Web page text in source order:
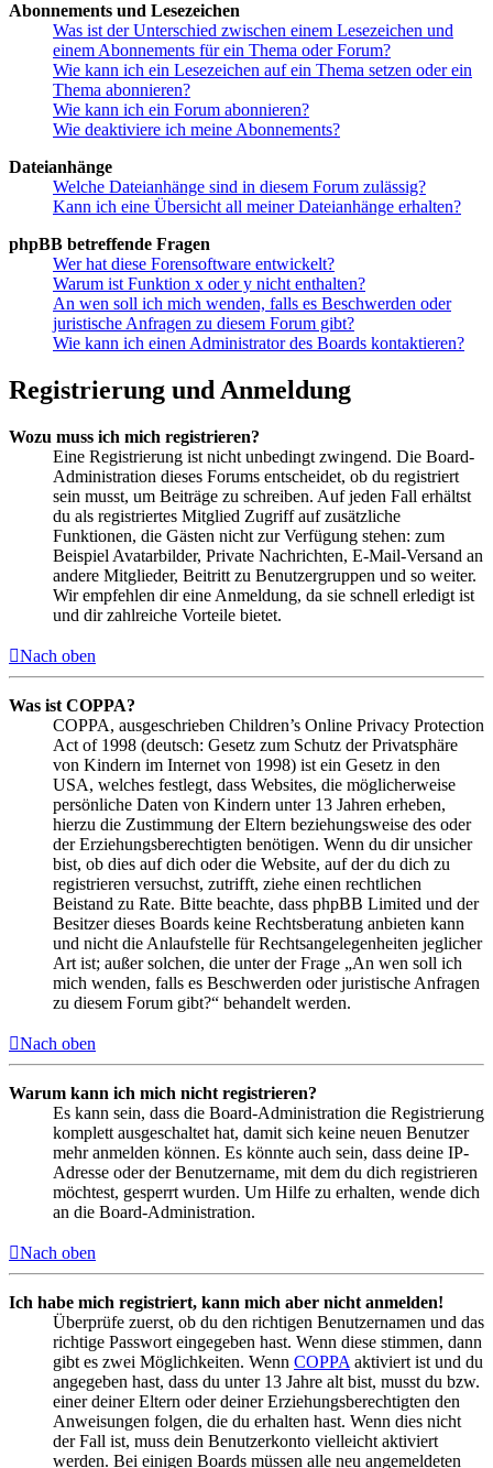
Abonnements und Lesezeichen
Was ist der Unterschied zwischen einem Lesezeichen und
einem Abonnements für ein Thema oder Forum?
Wie kann ich ein Lesezeichen auf ein Thema setzen oder ein
Thema abonnieren?
Wie kann ich ein Forum abonnieren?
Wie deaktiviere ich meine Abonnements?
Dateianhänge
Welche Dateianhänge sind in diesem Forum zulässig?
Kann ich eine Übersicht all meiner Dateianhänge erhalten?
phpBB betreffende Fragen
Wer hat diese Forensoftware entwickelt?
Warum ist Funktion x oder y nicht enthalten?
An wen soll ich mich wenden, falls es Beschwerden oder
juristische Anfragen zu diesem Forum gibt?
Wie kann ich einen Administrator des Boards kontaktieren?
Registrierung und Anmeldung
Wozu muss ich mich registrieren?
Eine Registrierung ist nicht unbedingt zwingend. Die Board-
Administration dieses Forums entscheidet, ob du registriert
sein musst, um Beiträge zu schreiben. Auf jeden Fall erhältst
du als registriertes Mitglied Zugriff auf zusätzliche
Funktionen, die Gästen nicht zur Verfügung stehen: zum
Beispiel Avatarbilder, Private Nachrichten, E-Mail-Versand an
andere Mitglieder, Beitritt zu Benutzergruppen und so weiter.
Wir empfehlen dir eine Anmeldung, da sie schnell erledigt ist
und dir zahlreiche Vorteile bietet.
Nach oben
Was ist COPPA?
COPPA, ausgeschrieben Children’s Online Privacy Protection
Act of 1998 (deutsch: Gesetz zum Schutz der Privatsphäre
von Kindern im Internet von 1998) ist ein Gesetz in den
USA, welches festlegt, dass Websites, die möglicherweise
persönliche Daten von Kindern unter 13 Jahren erheben,
hierzu die Zustimmung der Eltern beziehungsweise des oder
der Erziehungsberechtigten benötigen. Wenn du dir unsicher
bist, ob dies auf dich oder die Website, auf der du dich zu
registrieren versuchst, zutrifft, ziehe einen rechtlichen
Beistand zu Rate. Bitte beachte, dass phpBB Limited und der
Besitzer dieses Boards keine Rechtsberatung anbieten kann
und nicht die Anlaufstelle für Rechtsangelegenheiten jeglicher
Art ist; außer solchen, die unter der Frage „An wen soll ich
mich wenden, falls es Beschwerden oder juristische Anfragen
zu diesem Forum gibt?“ behandelt werden.
Nach oben
Warum kann ich mich nicht registrieren?
Es kann sein, dass die Board-Administration die Registrierung
komplett ausgeschaltet hat, damit sich keine neuen Benutzer
mehr anmelden können. Es könnte auch sein, dass deine IP-
Adresse oder der Benutzername, mit dem du dich registrieren
möchtest, gesperrt wurden. Um Hilfe zu erhalten, wende dich
an die Board-Administration.
Nach oben
Ich habe mich registriert, kann mich aber nicht anmelden!
Überprüfe zuerst, ob du den richtigen Benutzernamen und das
richtige Passwort eingegeben hast. Wenn diese stimmen, dann
gibt es zwei Möglichkeiten. Wenn COPPA aktiviert ist und du
angegeben hast, dass du unter 13 Jahre alt bist, musst du bzw.
einer deiner Eltern oder deiner Erziehungsberechtigten den
Anweisungen folgen, die du erhalten hast. Wenn dies nicht
der Fall ist, muss dein Benutzerkonto vielleicht aktiviert
werden. Bei einigen Boards müssen alle neu angemeldeten